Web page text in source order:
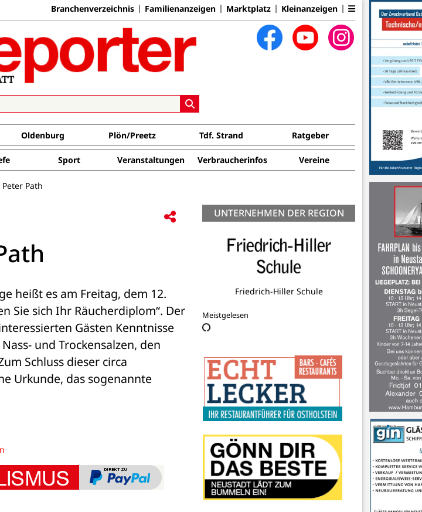
Branchenverzeichnis Familienanzeigen Marktplatz Kleinanzeigen
Oldenburg Plön/Preetz Tdf. Strand Ratgeber
Sport Veranstaltungen Verbraucherinfos Vereine
Path
heißt es am Freitag, dem 12.
Sie sich Ihr Räucherdiplom“. Der
Gästen Kenntnisse
und Trockensalzen, den
Schluss dieser circa
Urkunde, das sogenannte
UNTERNEHMEN DER REGION
AWO Ortsverein Lensahn e.V.
Meistgelesen